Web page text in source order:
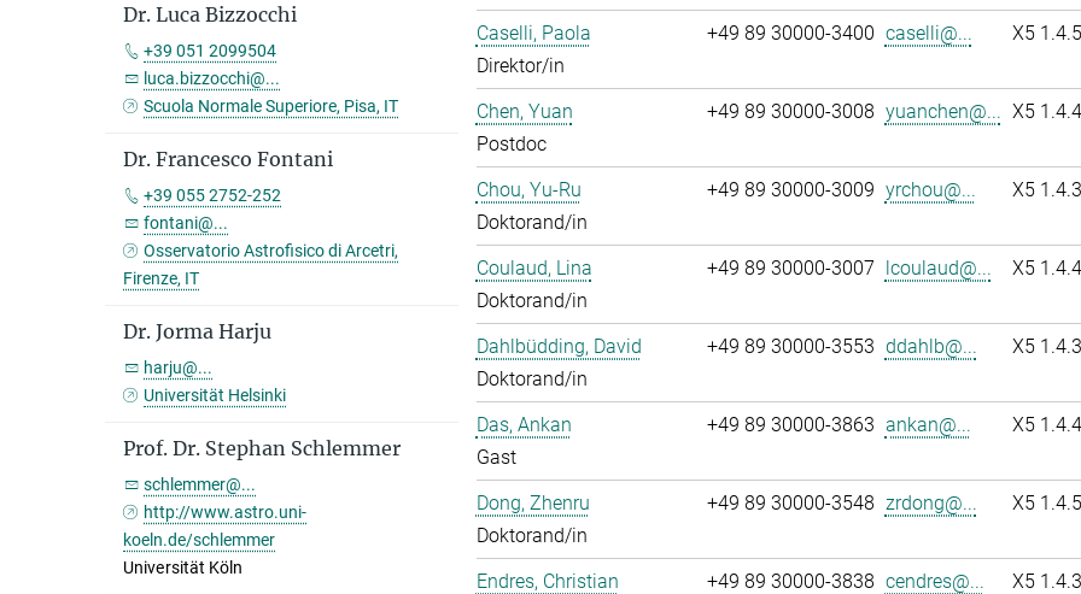
Caselli, Paola
Direktor/in
+49 89 30000-3400 caselli@... X5
Chen, Yuan
Postdoc
+49 89 30000-3008 yuanchen@... X5
Chou, Yu-Ru
Doktorand/in
+49 89 30000-3009 yrchou@... X5
Coulaud, Lina
Doktorand/in
+49 89 30000-3007 lcoulaud@... X5
Dahlbüdding, David
Doktorand/in
+49 89 30000-3553 ddahlb@... X5
Das, Ankan
Gast
+49 89 30000-3863 ankan@... X5
Dong, Zhenru
Doktorand/in
+49 89 30000-3548 zrdong@... X5
Endres, Christian
+49 89 30000-3838 cendres@... X5
Dr. Luca Bizzocchi
+39 051 2099504
luca.bizzocchi@...
Scuola Normale Superiore, Pisa, IT
Dr. Francesco Fontani
+39 055 2752-252
fontani@...
Osservatorio Astrofisico di Arcetri,
Firenze, IT
Dr. Jorma Harju
harju@...
Universität Helsinki
Prof. Dr. Stephan Schlemmer
schlemmer@...
http://www.astro.uni-
koeln.de/schlemmer
Universität Köln